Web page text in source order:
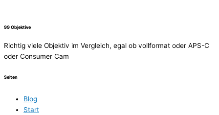
99 Objektive
Richtig viele Objektiv im Vergleich, egal ob vollformat oder APS-C
oder Consumer Cam
Seiten
Blog
Start